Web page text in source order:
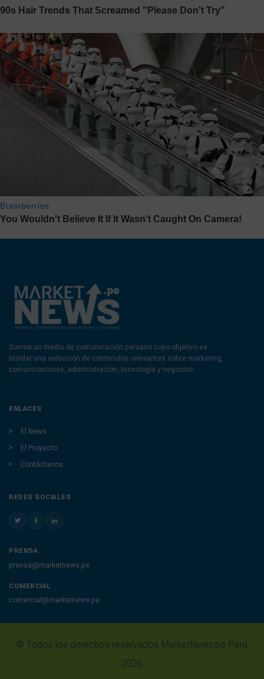
Somos un medio de comunicación peruano cuyo objetivo es
brindar una selección de contenidos relevantes sobre marketing,
comunicaciones, administración, tecnología y negocios.
ENLACES
El News
El Proyecto
Contáctanos
REDES SOCIALES
PRENSA
prensa@marketnews.pe
COMERCIAL
comercial@marketnews.pe
© Todos los derechos reservados MarketNews.pe Perú
2026